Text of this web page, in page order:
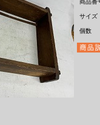
商品番
サイズ
個数